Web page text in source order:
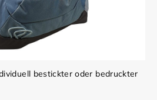
bestickter oder bedruckter